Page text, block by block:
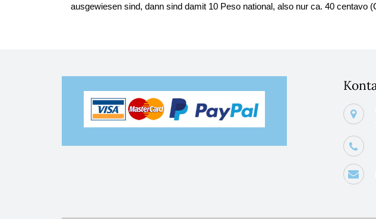
ausgewiesen sind, dann sind damit 10 Peso national, also nur ca. 40 centavo